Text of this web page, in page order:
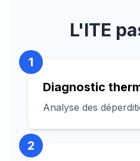
L'ITE
1
Diagnostic
Analyse des
2